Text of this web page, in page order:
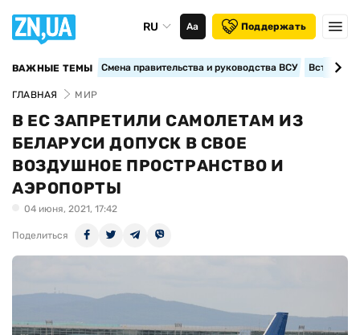
RU Аа Поддержать
ВАЖНЫЕ ТЕМЫ Смена правительства и руководства ВСУ
ГЛАВНАЯ МИР
В ЕС ЗАПРЕТИЛИ САМОЛЕТАМ ИЗ
БЕЛАРУСИ ДОПУСК В СВОЕ
ВОЗДУШНОЕ ПРОСТРАНСТВО И
АЭРОПОРТЫ
04 июня, 2021, 17:42
Поделиться